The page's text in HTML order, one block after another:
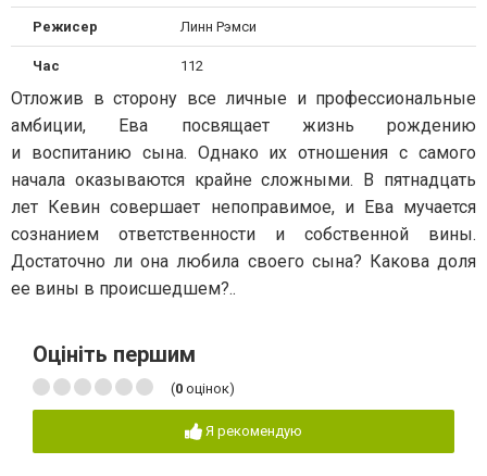
Режисер Линн Рэмси
Час 112
Отложив в сторону все личные и профессиональные
амбиции, Ева посвящает жизнь рождению
и воспитанию сына. Однако их отношения с самого
начала оказываются крайне сложными. В пятнадцать
лет Кевин совершает непоправимое, и Ева мучается
сознанием ответственности и собственной вины.
Достаточно ли она любила своего сына? Какова доля
ее вины в происшедшем?..
Оцініть першим
(0 оцінок)
Я рекомендую